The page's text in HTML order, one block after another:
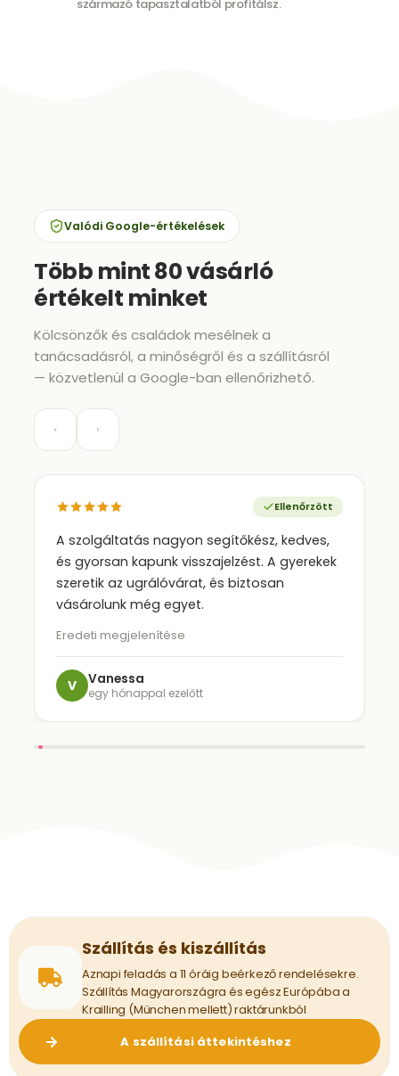
származó tapasztalatból profitálsz.
Valódi Google-értékelések
Több mint 80 vásárló
értékelt minket
Kölcsönzők és családok mesélnek a
tanácsadásról, a minőségről és a szállításról
— közvetlenül a Google-ban ellenőrizhető.
Ellenőrzött
A szolgáltatás nagyon segítőkész, kedves,
és gyorsan kapunk visszajelzést. A gyerekek
szeretik az ugrálóvárat, és biztosan
vásárolunk még egyet.
Eredeti megjelenítése
V Vanessa
egy hónappal ezelőtt
Szállítás és kiszállítás
Aznapi feladás a 11 óráig beérkező rendelésekre.
Szállítás Magyarországra és egész Európába a
Krailling (München mellett) raktárunkból
A szállítási áttekintéshez